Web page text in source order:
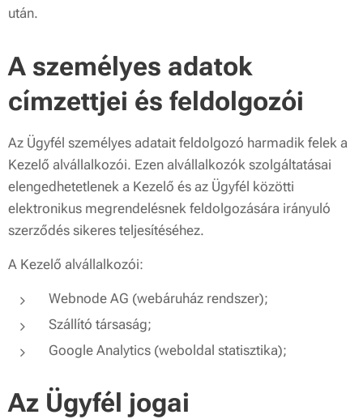
után.
A személyes adatok
címzettjei és feldolgozói
Az Ügyfél személyes adatait feldolgozó harmadik felek a
Kezelő alvállalkozói. Ezen alvállalkozók szolgáltatásai
elengedhetetlenek a Kezelő és az Ügyfél közötti
elektronikus megrendelésnek feldolgozására irányuló
szerződés sikeres teljesítéséhez.
A Kezelő alvállalkozói:
Webnode AG (webáruház rendszer);
Szállító társaság;
Google Analytics (weboldal statisztika);
Az Ügyfél jogai